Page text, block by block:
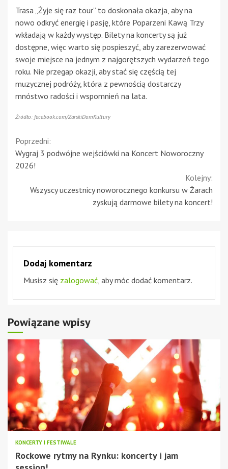
Trasa „Żyje się raz tour” to doskonała okazja, aby na
nowo odkryć energię i pasję, które Poparzeni Kawą Trzy
wkładają w każdy występ. Bilety na koncerty są już
dostępne, więc warto się pospieszyć, aby zarezerwować
swoje miejsce na jednym z najgorętszych wydarzeń tego
roku. Nie przegap okazji, aby stać się częścią tej
muzycznej podróży, która z pewnością dostarczy
mnóstwo radości i wspomnień na lata.
Źródło: facebook.com/ZarskiDomKultury
Continue
Reading
Poprzedni:
Wygraj 3 podwójne wejściówki na Koncert Noworoczny
2026!
Kolejny:
Wszyscy uczestnicy noworocznego konkursu w Żarach
zyskują darmowe bilety na koncert!
Dodaj komentarz
Musisz się zalogować, aby móc dodać komentarz.
Powiązane wpisy
KONCERTY I FESTIWALE
Rockowe rytmy na Rynku: koncerty i jam